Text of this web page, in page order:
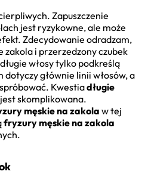
Zapuszczenie
jest ryzykowne, ale może
Zdecydowanie odradzam,
zakola i przerzedzony czubek
włosy tylko podkreślą
głównie linii włosów, a
Kwestiadługie
jest skomplikowana.
męskie na zakola w tej
fryzury męskie na zakola